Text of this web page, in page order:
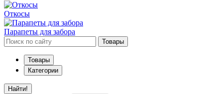
Откосы
Парапеты для забора
Товары
Товары
Категории
Найти!